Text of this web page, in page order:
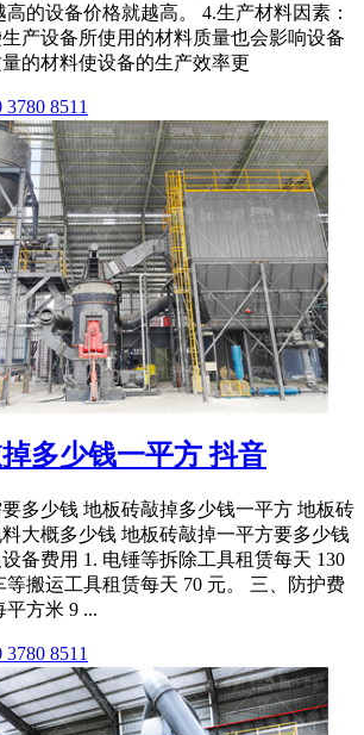
的设备价格就越高。 4.生产材料因素：
产设备所使用的材料质量也会影响设备
的材料使设备的生产效率更
8511
多少钱一平方 抖音
多少钱 地板砖敲掉多少钱一平方 地板砖
大概多少钱 地板砖敲掉一平方要多少钱
备费用 1. 电锤等拆除工具租赁每天 130
等搬运工具租赁每天 70 元。 三、防护费
平方米 9 ...
8511